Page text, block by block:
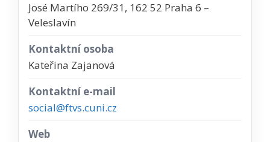
José Martího 269/31, 162 52 Praha 6 –
Veleslavín
Kontaktní osoba
Kateřina Zajanová
Kontaktní e-mail
social@ftvs.cuni.cz
Web